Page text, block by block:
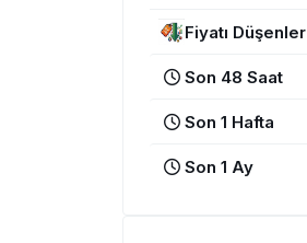
Fiyatı Düşenler
Son 48 Saat
Son 1 Hafta
Son 1 Ay